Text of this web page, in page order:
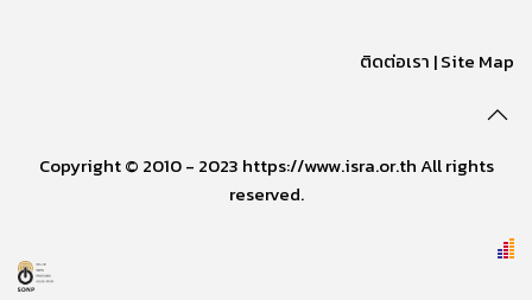
ติดต่อเรา |Site Map
Copyright © 2010 - 2023 https://www.isra.or.th All rights
reserved.